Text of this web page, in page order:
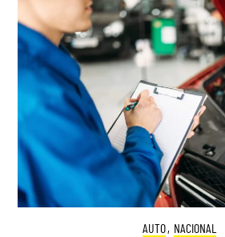
AUTO, NACIONAL